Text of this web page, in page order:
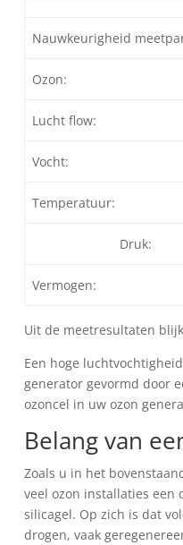
Nauwkeurigheid
Ozon:
Lucht flow:
Vocht:
Temperatuur:
Druk:
Vermogen:
Uit de meetresultaten
Een hoge
generator gevormd door
ozoncel in uw ozon
Belang van
Zoals u in het
veel ozon installaties een
silicagel. Op zich is dat
drogen, vaak